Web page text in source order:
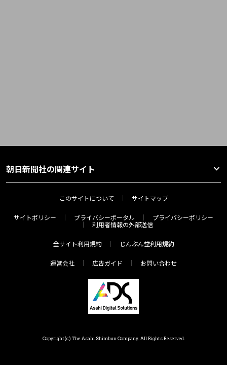
朝日新聞社の関連サイト
このサイトについて サイトマップ
サイトポリシー プライバシーポータル
プライバシーポリシー
利用者情報の外部送信
全サイト利用規約 じんぶん堂利用規約
運営会社 広告ガイド お問い合わせ
Copyright(c) The Asahi Shimbun Company. All Rights Reserved.